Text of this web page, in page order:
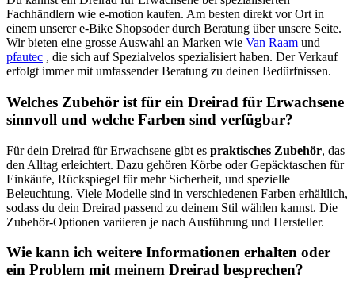
Fachhändlern wie e-motion kaufen. Am besten direkt vor Ort in
einem unserer e-Bike Shopsoder durch Beratung über unsere Seite.
Wir bieten eine grosse Auswahl an Marken wie Van Raam und
pfautec , die sich auf Spezialvelos spezialisiert haben. Der Verkauf
erfolgt immer mit umfassender Beratung zu deinen Bedürfnissen.
Welches Zubehör ist für ein Dreirad für Erwachsene
sinnvoll und welche Farben sind verfügbar?
Für dein Dreirad für Erwachsene gibt es praktisches Zubehör, das
den Alltag erleichtert. Dazu gehören Körbe oder Gepäcktaschen für
Einkäufe, Rückspiegel für mehr Sicherheit, und spezielle
Beleuchtung. Viele Modelle sind in verschiedenen Farben erhältlich,
sodass du dein Dreirad passend zu deinem Stil wählen kannst. Die
Zubehör-Optionen variieren je nach Ausführung und Hersteller.
Wie kann ich weitere Informationen erhalten oder
ein Problem mit meinem Dreirad besprechen?